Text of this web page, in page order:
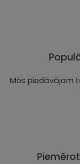
Mēs piedāvājam